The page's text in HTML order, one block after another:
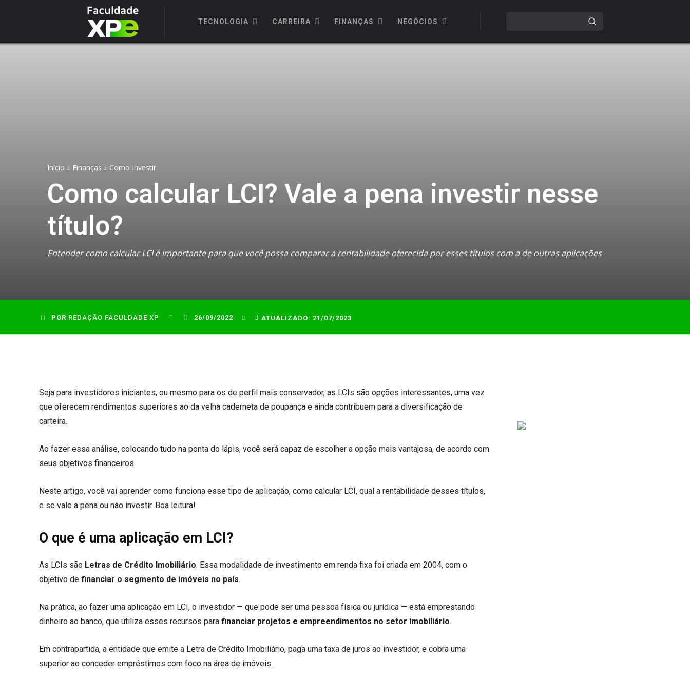
TECNOLOGIA CARREIRA FINANÇAS NEGÓCIOS
Início Finanças Como Investir
Como calcular LCI? Vale a pena investir nesse
título?
Entender como calcular LCI é importante para que você possa comparar a rentabilidade oferecida por esses títulos com a de outras aplicações
POR REDAÇÃO FACULDADE XP 26/09/2022 ATUALIZADO: 21/07/2023
Seja para investidores iniciantes, ou mesmo para os de perfil mais conservador, as LCIs são opções interessantes, uma vez
que oferecem rendimentos superiores ao da velha caderneta de poupança e ainda contribuem para a diversificação de
carteira.
Ao fazer essa análise, colocando tudo na ponta do lápis, você será capaz de escolher a opção mais vantajosa, de acordo com
seus objetivos financeiros.
Neste artigo, você vai aprender como funciona esse tipo de aplicação, como calcular LCI, qual a rentabilidade desses títulos,
e se vale a pena ou não investir. Boa leitura!
O que é uma aplicação em LCI?
As LCIs são Letras de Crédito Imobiliário. Essa modalidade de investimento em renda fixa foi criada em 2004, com o
objetivo de financiar o segmento de imóveis no país.
Na prática, ao fazer uma aplicação em LCI, o investidor — que pode ser uma pessoa física ou jurídica — está emprestando
dinheiro ao banco, que utiliza esses recursos para financiar projetos e empreendimentos no setor imobiliário.
Em contrapartida, a entidade que emite a Letra de Crédito Imobiliário, paga uma taxa de juros ao investidor, e cobra uma
superior ao conceder empréstimos com foco na área de imóveis.